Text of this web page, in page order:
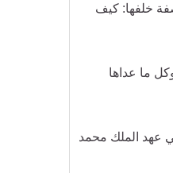
خلفها: كيف
ما عداها
في عهد الملك محمد